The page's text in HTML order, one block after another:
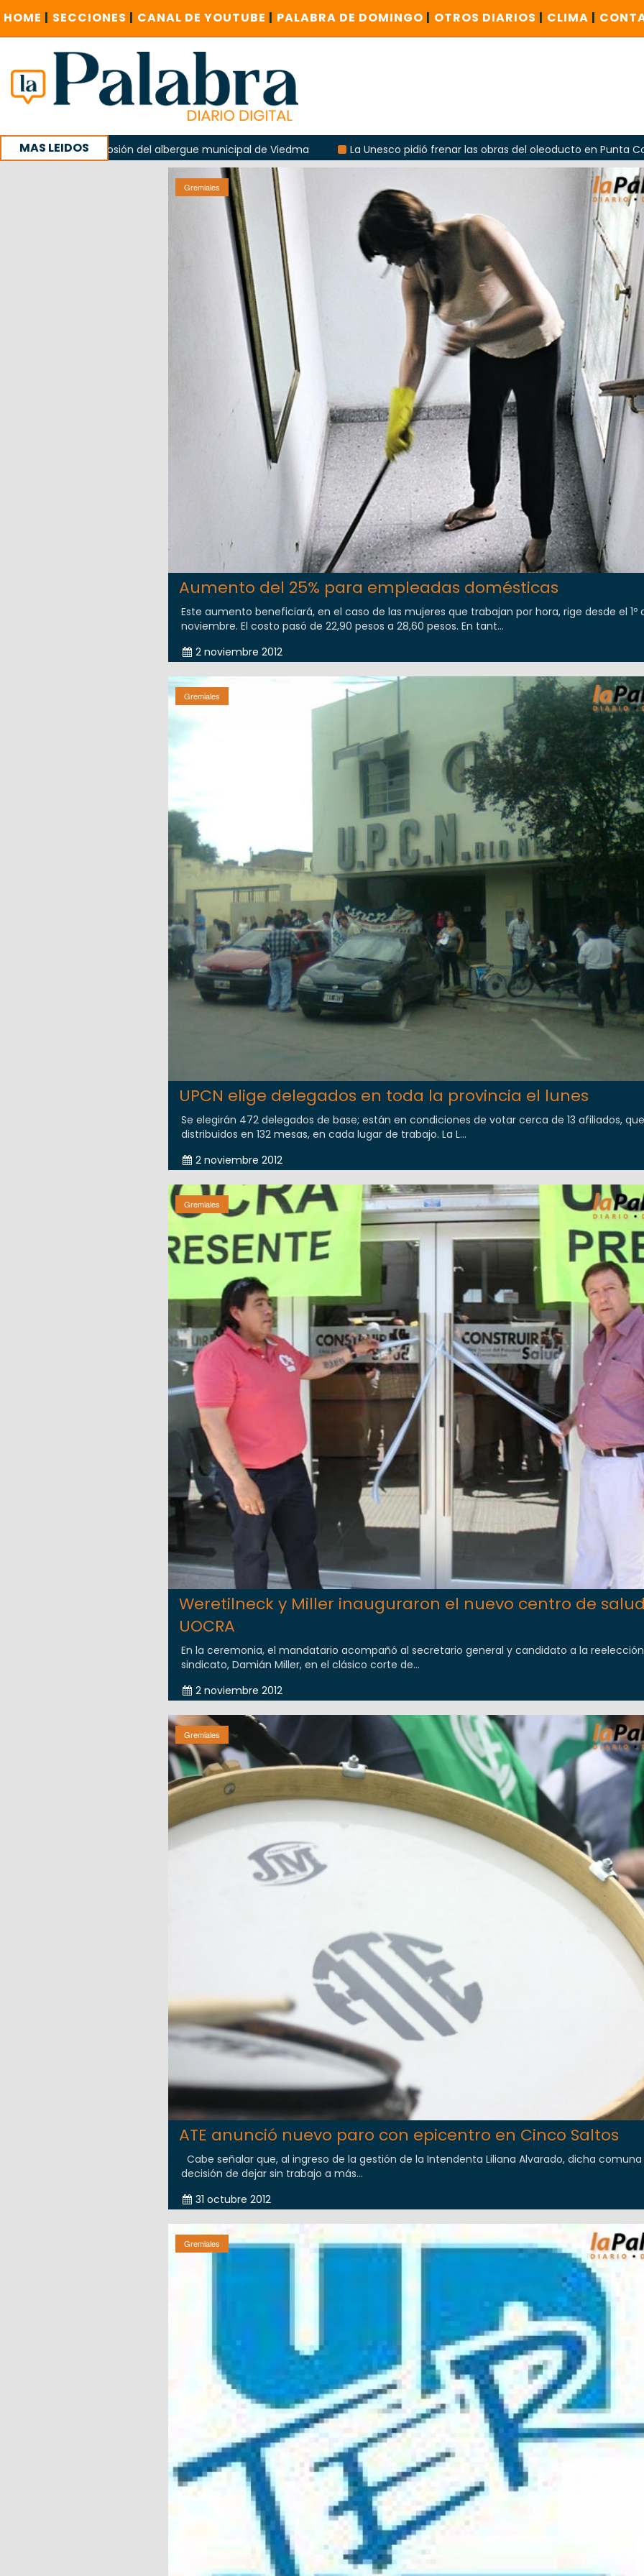
HOME | SECCIONES | CANAL DE YOUTUBE | PALABRA DE DOMINGO | OTROS DIARIOS | CLIMA |
MAS LEIDOS
explosión del albergue municipal de Viedma La Unesco pidió frenar las obras del oleoducto en Punta Colorada
con un encuentro provincial en Roca
Gremiales
Aumento del 25% para empleadas domésticas
Este aumento beneficiará, en el caso de las mujeres que trabajan por hora, rige desde el 1º
noviembre. El costo pasó de 22,90 pesos a 28,60 pesos. En tant...
2 noviembre 2012
Gremiales
UPCN elige delegados en toda la provincia el lunes
Se elegirán 472 delegados de base; están en condiciones de votar cerca de 13 afiliados,
distribuidos en 132 mesas, en cada lugar de trabajo. La L...
2 noviembre 2012
Gremiales
Weretilneck y Miller inauguraron el nuevo centro de
UOCRA
En la ceremonia, el mandatario acompañó al secretario general y candidato a la
sindicato, Damián Miller, en el clásico corte de...
2 noviembre 2012
Gremiales
ATE anunció nuevo paro con epicentro en Cinco Saltos
Cabe señalar que, al ingreso de la gestión de la Intendenta Liliana Alvarado, dicha
decisión de dejar sin trabajo a más...
31 octubre 2012
Gremiales